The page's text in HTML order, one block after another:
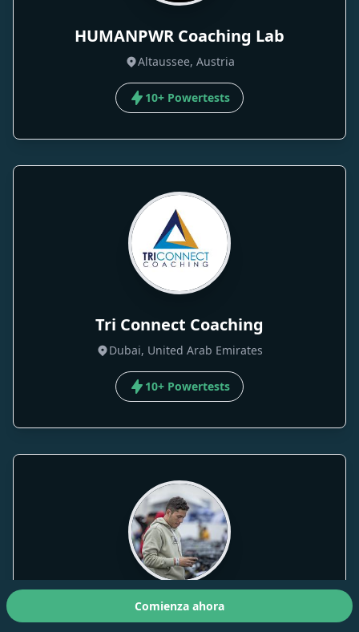
HUMANPWR Coaching Lab
Altaussee, Austria
10+ Powertests
Tri Connect Coaching
Dubai, United Arab Emirates
10+ Powertests
TZN
Comienza ahora